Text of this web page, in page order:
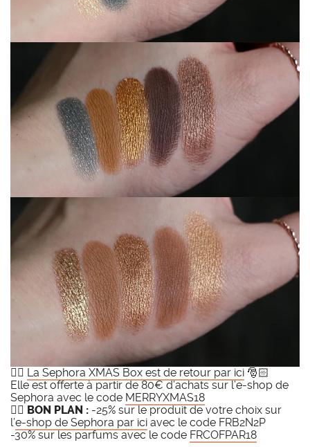
👉🏻 La Sephora XMAS Box est de retour par ici 🎅🏻
Elle est offerte à partir de 80€ d’achats sur l’e-shop de
Sephora avec le code MERRYXMAS18
👉🏻 BON PLAN : -25% sur le produit de votre choix sur
l’e-shop de Sephora par ici avec le code FRB2N2P
-30% sur les parfums avec le code FRCOFPAR18